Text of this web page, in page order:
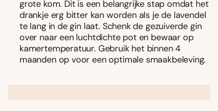
grote kom. Dit is een belangrijke stap omdat het
drankje erg bitter kan worden als je de lavendel
te lang in de gin laat. Schenk de gezuiverde gin
over naar een luchtdichte pot en bewaar op
kamertemperatuur. Gebruik het binnen 4
maanden op voor een optimale smaakbeleving.